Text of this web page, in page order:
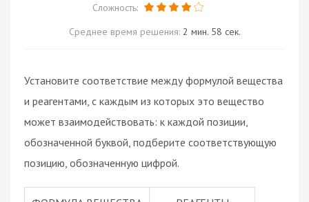
Сложность:
Среднее время решения: 2 мин. 58 сек.
Установите соответствие между формулой вещества
и реагентами, с каждым из которых это вещество
может взаимодействовать: к каждой позиции,
обозначенной буквой, подберите соответствующую
позицию, обозначенную цифрой.